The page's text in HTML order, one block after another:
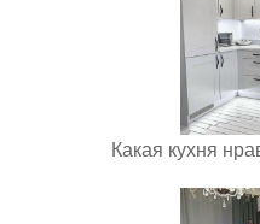
Какая кухня